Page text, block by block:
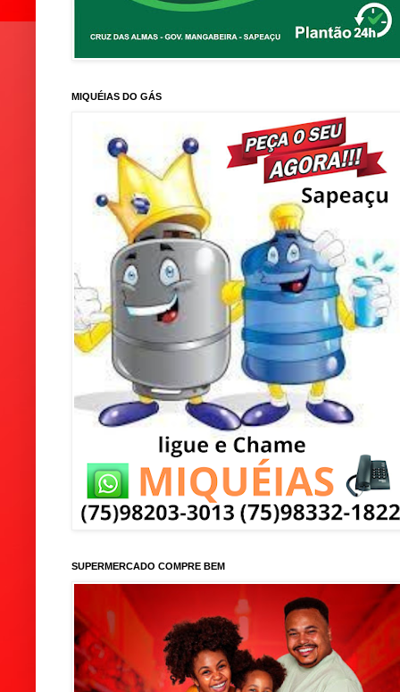
MIQUÉIAS DO GÁS
SUPERMERCADO COMPRE BEM